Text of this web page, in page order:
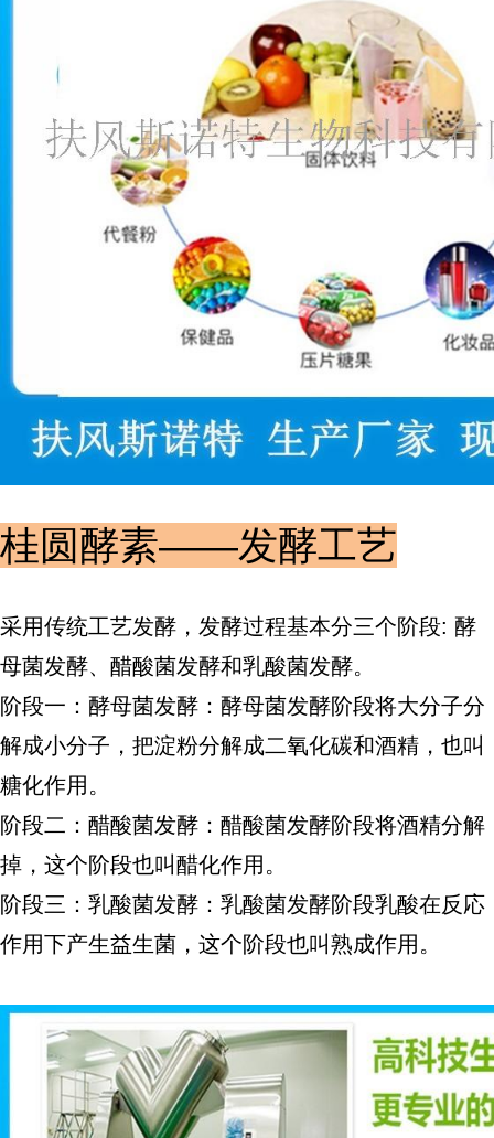
桂圆酵素——发酵工艺
采用传统工艺发酵，发酵过程基本分三个阶段: 酵
母菌发酵、醋酸菌发酵和乳酸菌发酵。
阶段一：酵母菌发酵：酵母菌发酵阶段将大分子分
解成小分子，把淀粉分解成二氧化碳和酒精，也叫
糖化作用。
阶段二：醋酸菌发酵：醋酸菌发酵阶段将酒精分解
掉，这个阶段也叫醋化作用。
阶段三 ：乳酸菌发酵：乳酸菌发酵阶段乳酸在反応
作用下产生益生菌，这个阶段也叫熟成作用。